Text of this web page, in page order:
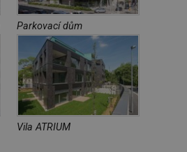
Parkovací dům
Vila ATRIUM